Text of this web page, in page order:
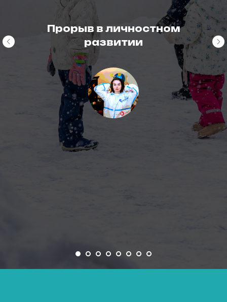
Прорыв в личностном
развитии